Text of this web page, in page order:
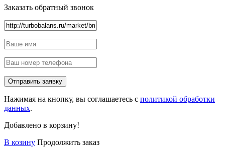
Заказать обратный звонок
Нажимая на кнопку, вы соглашаетесь с политикой обработки
данных.
Добавлено в корзину!
В козину Продолжить заказ